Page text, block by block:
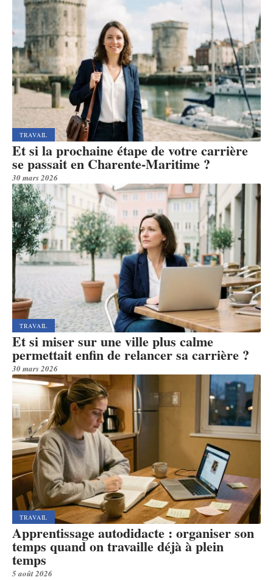
TRAVAIL
Et si la prochaine étape de votre carrière
se passait en Charente-Maritime ?
30 mars 2026
TRAVAIL
Et si miser sur une ville plus calme
permettait enfin de relancer sa carrière ?
30 mars 2026
TRAVAIL
Apprentissage autodidacte : organiser son
temps quand on travaille déjà à plein
temps
5 août 2026